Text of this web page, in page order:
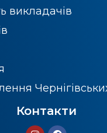
викладачів
Контакти